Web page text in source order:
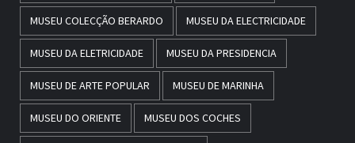
MUSEU COLECÇÃO BERARDO MUSEU DA ELECTRICIDADE
MUSEU DA ELETRICIDADE MUSEU DA PRESIDENCIA
MUSEU DE ARTE POPULAR MUSEU DE MARINHA
MUSEU DO ORIENTE MUSEU DOS COCHES